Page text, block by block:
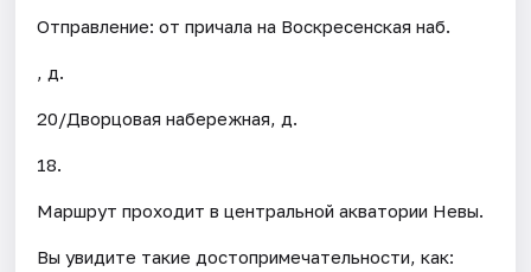
Отправление: от причала на Воскресенская наб.
, д.
20/Дворцовая набережная, д.
18.
Маршрут проходит в центральной акватории Невы.
Вы увидите такие достопримечательности, как: